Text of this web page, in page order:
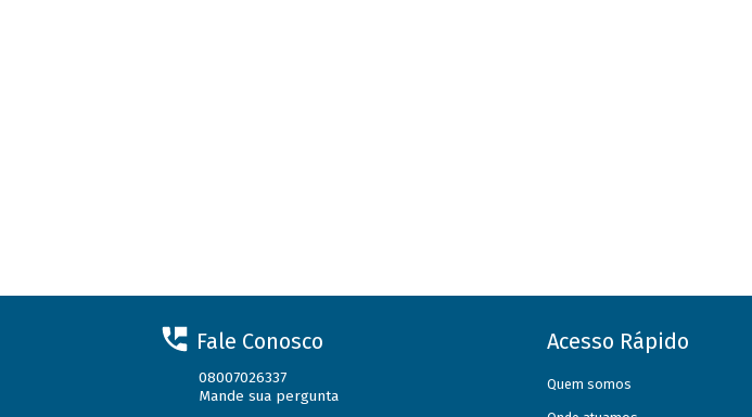
Fale Conosco
08007026337
Mande sua pergunta
Acesso Rápido
Quem somos